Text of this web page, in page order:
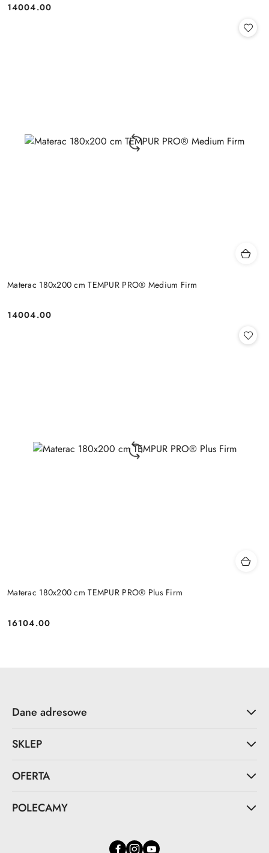
Cena:
14004.00
Materac 180x200 cm TEMPUR PRO® Medium Firm
Cena:
14004.00
Materac 180x200 cm TEMPUR PRO® Plus Firm
Cena:
16104.00
Dane adresowe
SKLEP
OFERTA
POLECAMY